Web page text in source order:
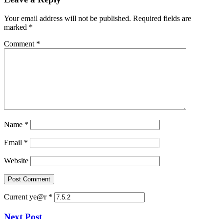
Your email address will not be published. Required fields are
marked *
Comment *
Name *
Email *
Website
Current ye@r *
Next Post